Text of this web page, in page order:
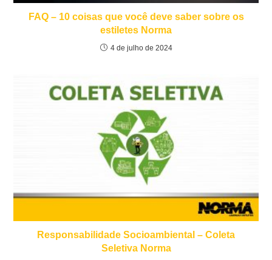
FAQ – 10 coisas que você deve saber sobre os
estiletes Norma
4 de julho de 2024
Responsabilidade Socioambiental – Coleta
Seletiva Norma